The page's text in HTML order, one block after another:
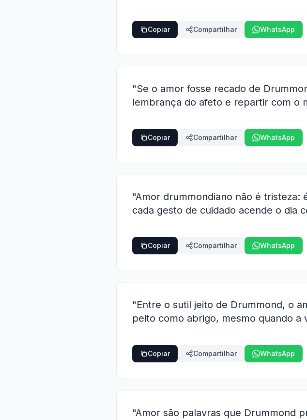
Copiar Compartilhar WhatsApp
"Se o amor fosse recado de
lembrança do afeto e repartir com o
Copiar Compartilhar WhatsApp
"Amor drummondiano não é
cada gesto de cuidado acende o dia
Copiar Compartilhar WhatsApp
"Entre o sutil jeito de Drummond, o
peito como abrigo, mesmo quando a
Copiar Compartilhar WhatsApp
"Amor são palavras que Drummond